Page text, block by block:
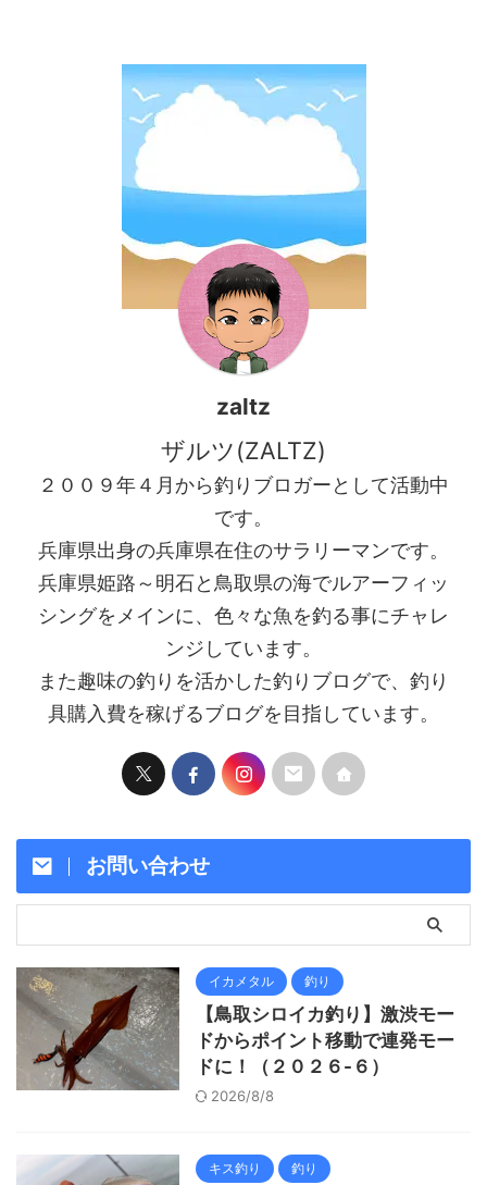
が見えず全然釣れず２匹だけ
でした。 さて梅雨明け後手長
エビはどうなったか！？と行
ってみました。 はじめのうち
は全然釣れず、今年はハズレ
年なのかな！？と思ったが、
手長エビの巣なのか！？と言
雨の頃から釣れると聞くので
今年もそろそろシーズンだろ
うと思ったが・・・ それでは
釣行の様子を見て行きましょ
う。 手長エビ釣り 昨年の真夏
に来ていた頃はあまりテナガ
...
zaltz
ザルツ(ZALTZ)
２００９年４月から釣りブロガーとして活動中
です。
兵庫県出身の兵庫県在住のサラリーマンです。
兵庫県姫路～明石と鳥取県の海でルアーフィッ
シングをメインに、色々な魚を釣る事にチャレ
ンジしています。
また趣味の釣りを活かした釣りブログで、釣り
具購入費を稼げるブログを目指しています。
お問い合わせ
イカメタル 釣り
【鳥取シロイカ釣り】激渋モー
ドからポイント移動で連発モー
ドに！（２０２６-６）
2026/8/8
キス釣り 釣り